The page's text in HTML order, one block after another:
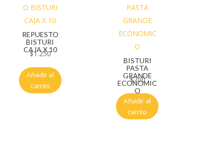
REPUESTO
BISTURI
CAJA X 10
$1.250
Añadir al
carrito
BISTURI
PASTA
GRANDE
ECONOMIC
O
$700
Añadir al
carrito